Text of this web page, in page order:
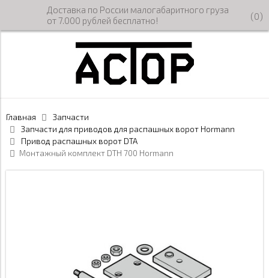
Доставка по России малогабаритного груза
от 7.000 рублей бесплатно!
(0)
Главная
Запчасти
Запчасти для приводов для распашных ворот Hormann
Привод распашных ворот DTA
Монтажный комплект DTH 700 Hormann